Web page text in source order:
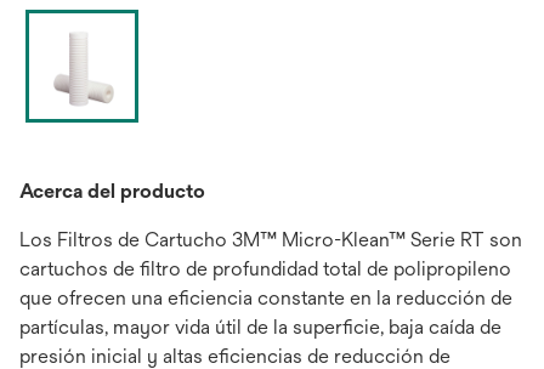
Acerca del producto
Los Filtros de Cartucho 3M™ Micro-Klean™ Serie RT son
cartuchos de filtro de profundidad total de polipropileno
que ofrecen una eficiencia constante en la reducción de
partículas, mayor vida útil de la superficie, baja caída de
presión inicial y altas eficiencias de reducción de